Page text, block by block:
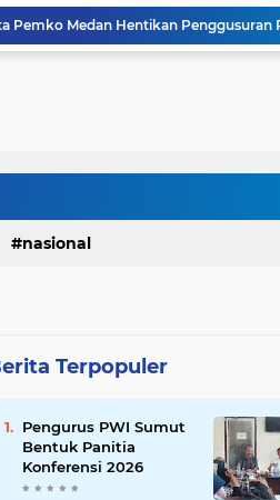
Fasilitas di SMPN 39 Medan,Minta
nasional
Terpopuler
Pengurus PWI Sumut
Bentuk Panitia
Konferensi 2026